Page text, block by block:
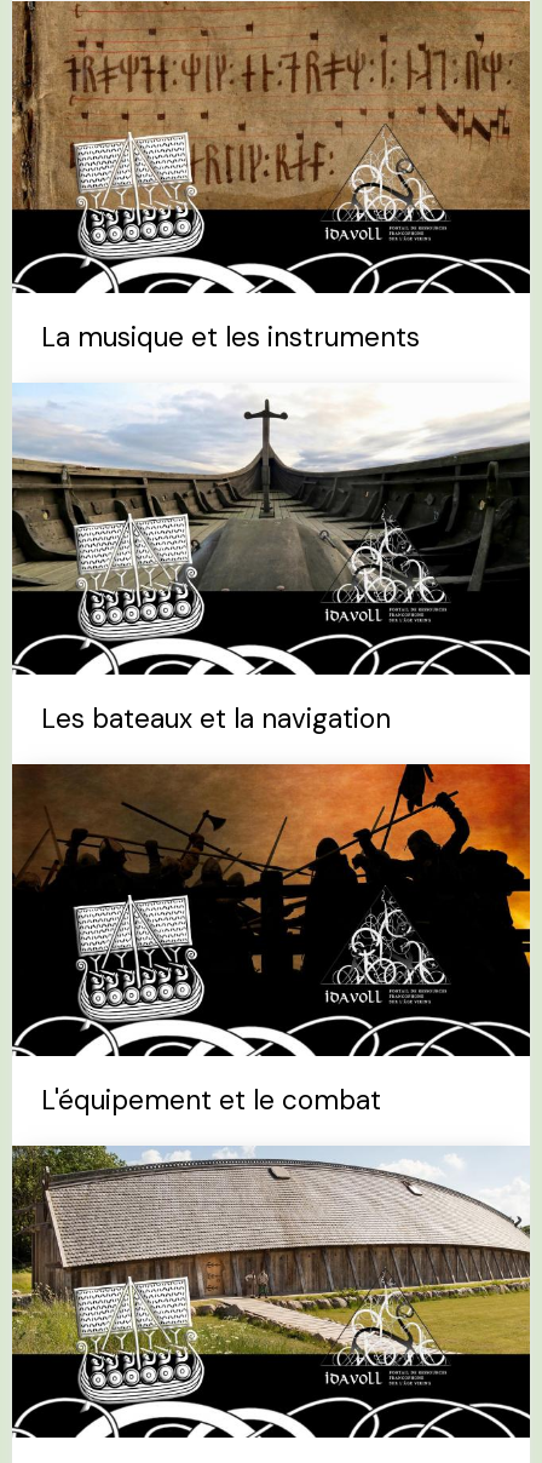
La musique et les instruments
Les bateaux et la navigation
L'équipement et le combat